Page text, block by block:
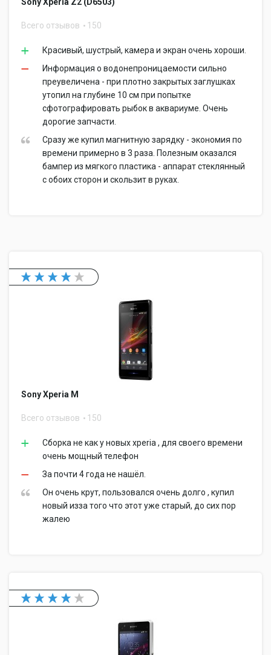
Всего отзывов 150
Красивый, шустрый, камера и экран очень хороши.
Информация о водонепроницаемости сильно
преувеличена - при плотно закрытых заглушках
утопил на глубине 10 см при попытке
сфотографировать рыбок в аквариуме. Очень
дорогие запчасти.
Сразу же купил магнитную зарядку - экономия по
времени примерно в 3 раза. Полезным оказался
бампер из мягкого пластика - аппарат стеклянный
с обоих сторон и скользит в руках.
Sony Xperia M
Всего отзывов 150
Сборка не как у новых xperia , для своего времени
очень мощный телефон
За почти 4 года не нашёл.
Он очень крут, пользовался очень долго , купил
новый изза того что этот уже старый, до сих пор
жалею